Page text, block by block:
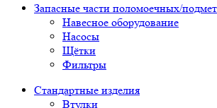
Запасные части поломоечных/
Навесное оборудование
Насосы
Щётки
Фильтры
Стандартные изделия
Втулки